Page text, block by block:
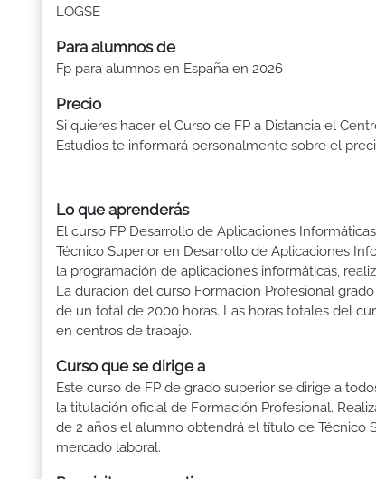
LOGSE
Para alumnos de
Fp para alumnos en España en 2026
Precio
Si quieres hacer el Curso de FP a Distancia el
Estudios te informará personalmente sobre el
Lo que aprenderás
El curso FP Desarrollo de Aplicaciones
Técnico Superior en Desarrollo de Aplicaciones
la programación de aplicaciones informáticas,
La duración del curso Formacion Profesional
de un total de 2000 horas. Las horas totales del
en centros de trabajo.
Curso que se dirige a
Este curso de FP de grado superior se dirige a
la titulación oficial de Formación Profesional.
de 2 años el alumno obtendrá el título de Técnico
mercado laboral.